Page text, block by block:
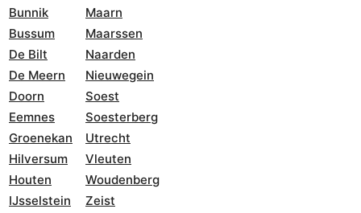
Bunnik
Maarn
Bussum
Maarssen
De Bilt
Naarden
De Meern
Nieuwegein
Doorn
Soest
Eemnes
Soesterberg
Groenekan
Utrecht
Hilversum
Vleuten
Houten
Woudenberg
IJsselstein
Zeist